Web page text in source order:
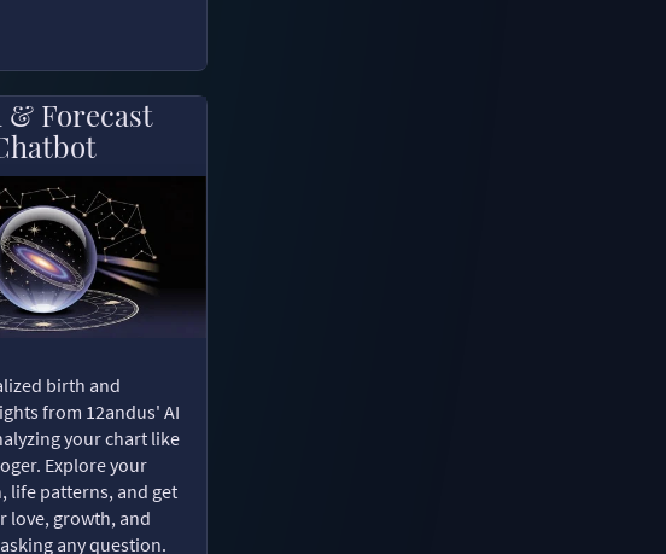
Forecast
birth and
from 12andus' AI
your chart like
Explore your
life patterns, and get
love, growth, and
any question.